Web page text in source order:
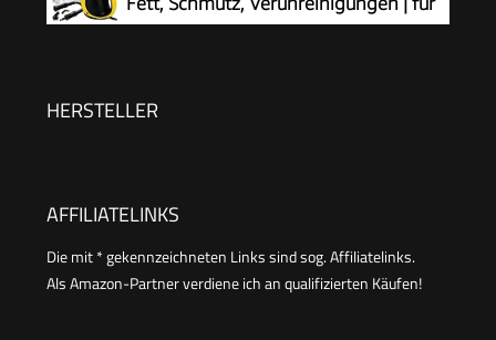
Hochdruck-Dampf gegen Schmutz Fett &
mit 5 m Kabel & Zubehör | DR 3653
HERSTELLER
AFFILIATELINKS
Die mit * gekennzeichneten Links sind sog. Affiliatelinks.
Als Amazon-Partner verdiene ich an qualifizierten Käufen!